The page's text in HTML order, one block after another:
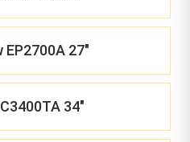
27"
34"